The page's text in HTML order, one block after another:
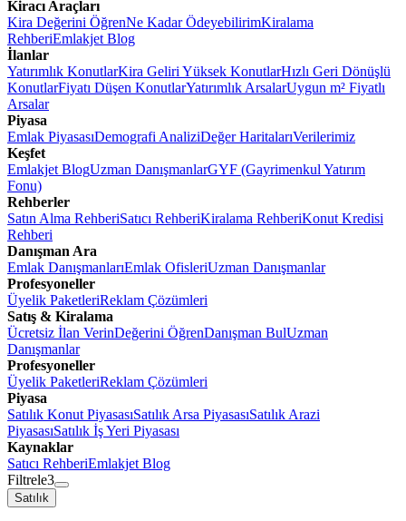
Kiracı Araçları
Kira Değerini ÖğrenNe Kadar ÖdeyebilirimKiralama
RehberiEmlakjet Blog
İlanlar
Yatırımlık KonutlarKira Geliri Yüksek KonutlarHızlı Geri Dönüşlü
KonutlarFiyatı Düşen KonutlarYatırımlık ArsalarUygun m² Fiyatlı
Arsalar
Piyasa
Emlak PiyasasıDemografi AnaliziDeğer HaritalarıVerilerimiz
Keşfet
Emlakjet BlogUzman DanışmanlarGYF (Gayrimenkul Yatırım
Fonu)
Rehberler
Satın Alma RehberiSatıcı RehberiKiralama RehberiKonut Kredisi
Rehberi
Danışman Ara
Emlak DanışmanlarıEmlak OfisleriUzman Danışmanlar
Profesyoneller
Üyelik PaketleriReklam Çözümleri
Satış & Kiralama
Ücretsiz İlan VerinDeğerini ÖğrenDanışman BulUzman
Danışmanlar
Profesyoneller
Üyelik PaketleriReklam Çözümleri
Piyasa
Satılık Konut PiyasasıSatılık Arsa PiyasasıSatılık Arazi
PiyasasıSatılık İş Yeri Piyasası
Kaynaklar
Satıcı RehberiEmlakjet Blog
Filtrele3
Satılık